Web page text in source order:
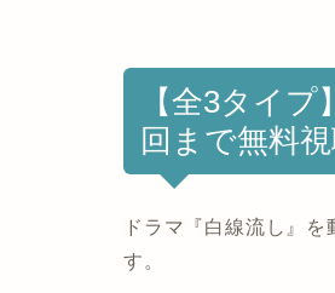
【全3タイ
回まで無料
ドラマ『白線流し』
す。